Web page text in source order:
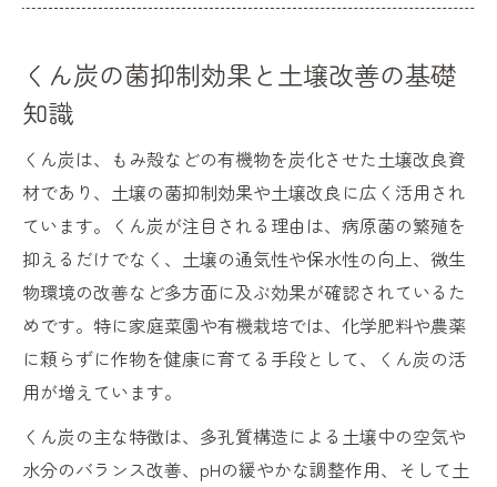
くん炭がもたらす土壌の団粒構造形成の効
法
くん炭利用時の注意点と失敗しないポイン
自然な病気・害虫対策ならくん炭が効果的
くん炭が実現する自然な病原菌抑制の理由
くん炭を活用した安全な害虫忌避の実践法
くん炭とナメクジ対策の効果的な応用方法
化学農薬に頼らないくん炭の活用メリット
家庭菜園で実践できるくん炭の害虫対策術
くん炭の菌抑制効果と土壌改善の基礎
知識
くん炭は、もみ殻などの有機物を炭化させた土壌改良資
材であり、土壌の菌抑制効果や土壌改良に広く活用され
ています。くん炭が注目される理由は、病原菌の繁殖を
抑えるだけでなく、土壌の通気性や保水性の向上、微生
物環境の改善など多方面に及ぶ効果が確認されているた
めです。特に家庭菜園や有機栽培では、化学肥料や農薬
に頼らずに作物を健康に育てる手段として、くん炭の活
用が増えています。
くん炭の主な特徴は、多孔質構造による土壌中の空気や
水分のバランス改善、pHの緩やかな調整作用、そして土